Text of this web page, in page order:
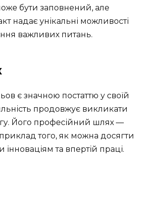
бути заповнений, але
надає унікальні можливості
важливих питань.
є значною постаттю у своїй
продовжує викликати
Його професійний шлях —
того, як можна досягти
інноваціям та впертій праці.